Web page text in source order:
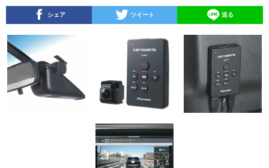
シェア ツイート 送る